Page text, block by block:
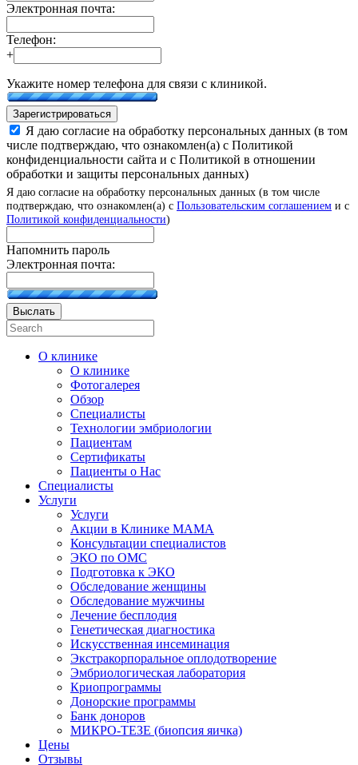
Электронная почта:
Телефон:
+
Укажите номер телефона для связи с клиникой.
Зарегистрироваться
Я даю согласие на обработку персональных данных (в том
числе подтверждаю, что ознакомлен(а) с Политикой
конфиденциальности сайта и с Политикой в отношении
обработки и защиты персональных данных)
Я даю согласие на обработку персональных данных (в том числе
подтверждаю, что ознакомлен(а) с Пользовательским соглашением и с
Политикой конфиденциальности)
Напомнить пароль
Электронная почта:
Выслать
О клинике
О клинике
Фотогалерея
Обзор
Специалисты
Технологии эмбриологии
Пациентам
Сертификаты
Пациенты о Нас
Специалисты
Услуги
Услуги
Акции в Клинике МАМА
Консультации специалистов
ЭКО по ОМС
Подготовка к ЭКО
Обследование женщины
Обследование мужчины
Лечение бесплодия
Генетическая диагностика
Искусственная инсеминация
Экстракорпоральное оплодотворение
Эмбриологическая лаборатория
Криопрограммы
Донорские программы
Банк доноров
МИКРО-ТЕЗЕ (биопсия яичка)
Цены
Отзывы